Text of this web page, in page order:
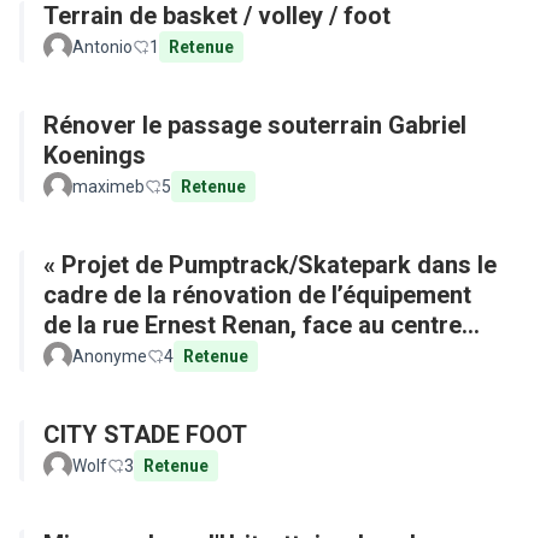
Terrain de basket / volley / foot
Antonio 1 Retenue
Rénover le passage souterrain Gabriel
Koenings
maximeb 5 Retenue
« Projet de Pumptrack/Skatepark dans le
cadre de la rénovation de l’équipement
de la rue Ernest Renan, face au centre
commercial »
Anonyme 4 Retenue
CITY STADE FOOT
Wolf 3 Retenue